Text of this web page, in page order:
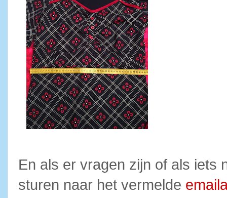
En als er vragen zijn of als iets
sturen naar het vermelde